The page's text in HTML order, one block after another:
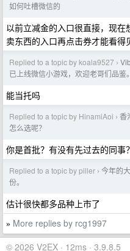
如何吐槽微信的
以前立减金的入口很直接，现
卖东西的入口再点击券才能看
Replied to a topic by koala9527 ›
已上线微信小游戏，欢迎老哥们品鉴。
能当托吗
Replied to a topic by HinamiAoi › 香
怎么选呢？
你是首批？有没有先过去的同事
Replied to a topic by piller › 今年的
份。
估计很快都多品种上市了
» More replies by rcg1997
© 2026 V2EX · 12ms · 3.9.8.5